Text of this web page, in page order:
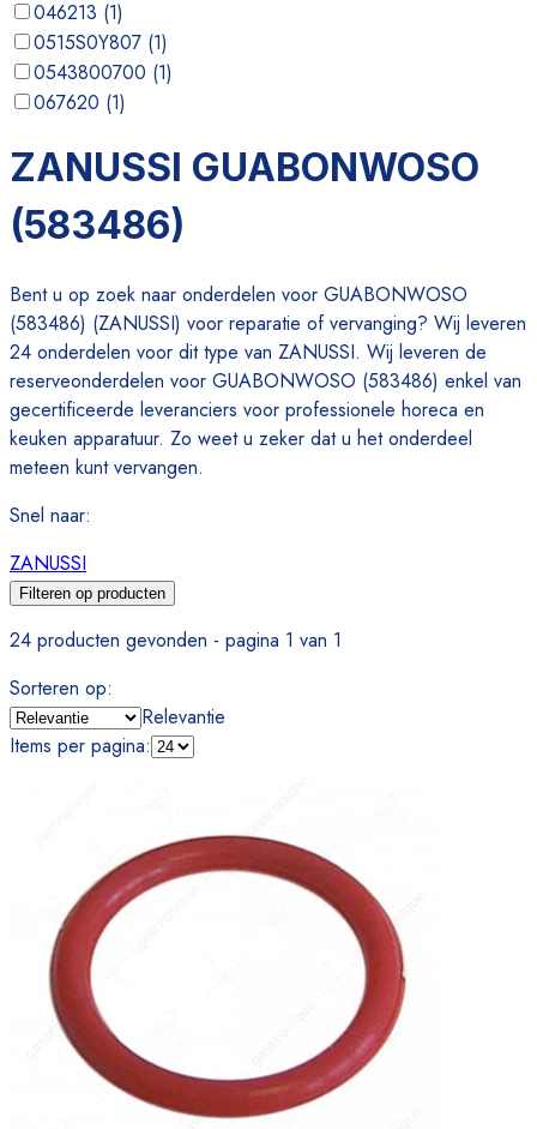
046213 (1)
0515S0Y807 (1)
0543800700 (1)
067620 (1)
077011018761(1
ZANUSSI GUABONWOSO
(583486)
Bent u op zoek naar onderdelen voor GUABONWOSO
(583486) (ZANUSSI) voor reparatie of vervanging? Wij leveren
24 onderdelen voor dit type van ZANUSSI. Wij leveren de
reserveonderdelen voor GUABONWOSO (583486) enkel van
gecertificeerde leveranciers voor professionele horeca en
keuken apparatuur. Zo weet u zeker dat u het onderdeel
meteen kunt vervangen.
Snel naar:
ZANUSSI
Filteren op producten
24 producten gevonden - pagina 1 van 1
Sorteren op:
Relevantie
Items per pagina: